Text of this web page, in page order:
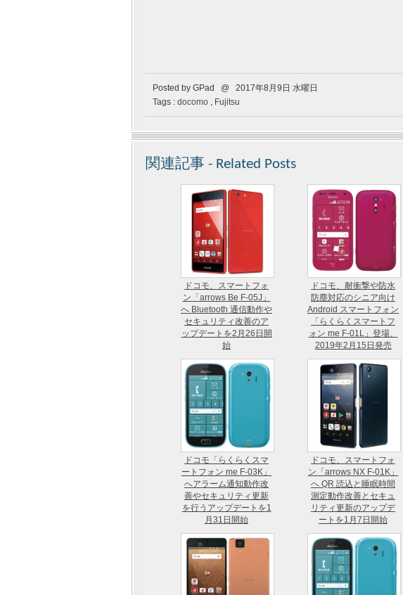
Posted by GPad @ 2017年8月9日 水曜日
Tags : docomo , Fujitsu
関連記事 - Related Posts
ドコモ、スマートフォ
ン「arrows Be F-05J」
へ Bluetooth 通信動作や
セキュリティ改善のア
ップデートを2月26日開
始
ドコモ、耐衝撃や防水
防塵対応のシニア向け
Android スマートフォン
「らくらくスマートフ
ォン me F-01L」登場、
2019年2月15日発売
ドコモ「らくらくスマ
ートフォン me F-03K」
へアラーム通知動作改
善やセキュリティ更新
を行うアップデートを1
月31日開始
ドコモ、スマートフォ
ン「arrows NX F-01K」
へ QR 読込と睡眠時間
測定動作改善とセキュ
リティ更新のアップデ
ートを1月7日開始